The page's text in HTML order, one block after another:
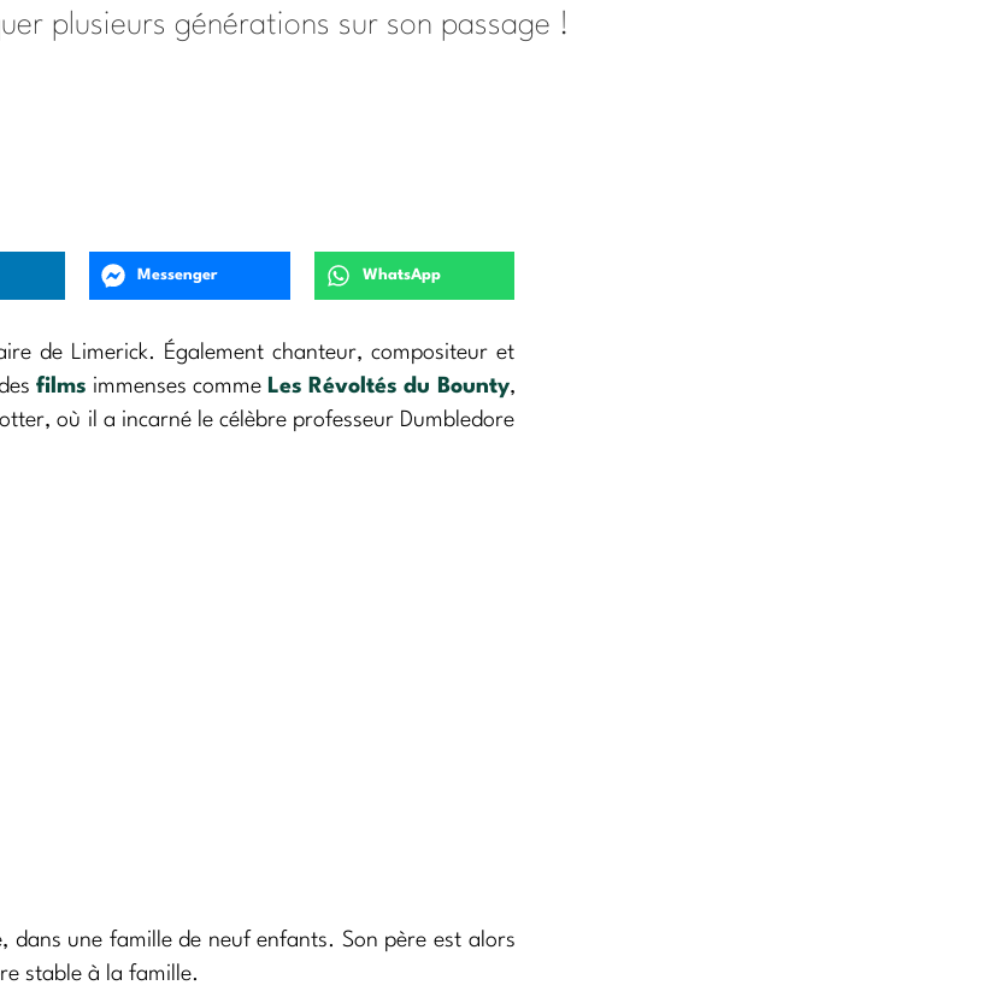
plusieurs générations sur son passage !
Messenger WhatsApp
de Limerick. Également chanteur, compositeur et
films immenses comme Les Révoltés du Bounty,
où il a incarné le célèbre professeur Dumbledore
dans une famille de neuf enfants. Son père est alors
stable à la famille.